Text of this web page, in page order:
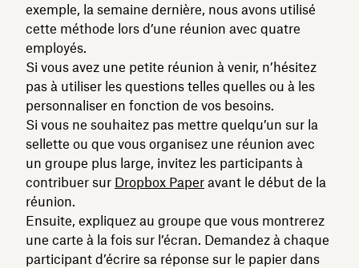
exemple, la semaine dernière, nous avons utilisé
cette méthode lors d’une réunion avec quatre
employés.
Si vous avez une petite réunion à venir, n’hésitez
pas à utiliser les questions telles quelles ou à les
personnaliser en fonction de vos besoins.
Si vous ne souhaitez pas mettre quelqu’un sur la
sellette ou que vous organisez une réunion avec
un groupe plus large, invitez les participants à
contribuer sur Dropbox Paper avant le début de la
réunion.
Ensuite, expliquez au groupe que vous montrerez
une carte à la fois sur l’écran. Demandez à chaque
participant d’écrire sa réponse sur le papier dans